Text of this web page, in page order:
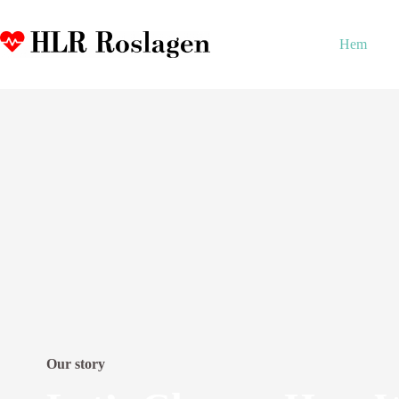
innehåll
Hem
Our story